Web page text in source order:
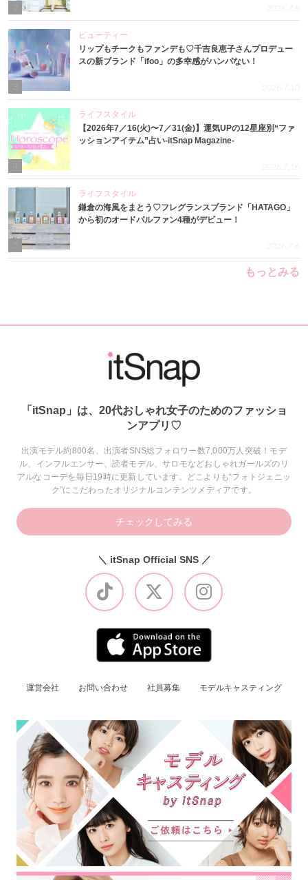
2026.7.8
3
ビューティー
リップもチークもファンデも♡千吉良恵子さんプロデュー
スの新ブランド「ifoo」の多幸感がハンパない！
2026.7.10
4
ライフスタイル
【2026年7／16(火)〜7／31(金)】運気UPの12星座別“ファ
ッションアイテム”占い-itSnap Magazine-
2026.7.16
ライフスタイル
鎌倉の海風をまとう♡フレグランスブランド「HATAGO」
から初のオードパルファン4種がデビュー！
2026.7.6
もっとみる
「itSnap」は、20代おしゃれ女子のためのファッショ
ンアプリ♡
出演モデル約800名、出演者SNS総フォロワー数7,000万人突破！モデ
ル、インフルエンサー、読者モデル、サロモなどおしゃれガールズのリ
アルなコーデを毎日19時に更新しています。どこよりも“フォトジェニッ
ク”にこだわったオリジナルコンテンツメディアです。
チェックしてみる
＼ itSnap Official SNS ／
運営会社 お問い合わせ 社員募集 モデルキャスティング